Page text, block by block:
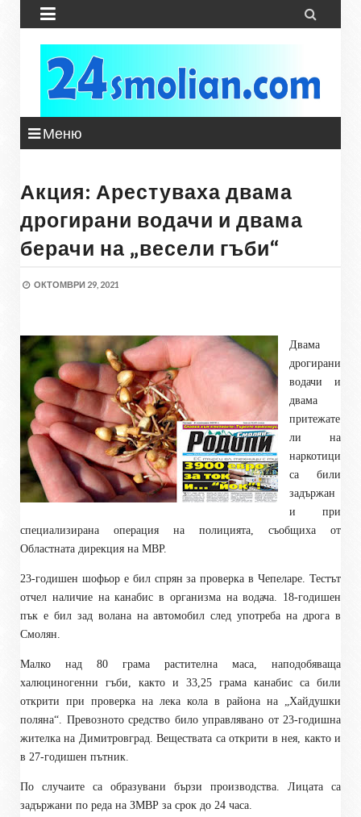
 
Меню
Акция: Арестуваха двама
дрогирани водачи и двама
берачи на „весели гъби“
ОКТОМВРИ 29, 2021
Двама
дрогирани
водачи и
двама
притежате
ли на
наркотици
са били
задържан
и при
специализирана операция на полицията, съобщиха от
Областната дирекция на МВР.
23-годишен шофьор е бил спрян за проверка в Чепеларе. Тестът
отчел наличие на канабис в организма на водача. 18-годишен
пък е бил зад волана на автомобил след употреба на дрога в
Смолян.
Малко над 80 грама растителна маса, наподобяваща
халюциногенни гъби, както и 33,25 грама канабис са били
открити при проверка на лека кола в района на „Хайдушки
поляна“. Превозното средство било управлявано от 23-годишна
жителка на Димитровград. Веществата са открити в нея, както и
в 27-годишен пътник.
По случаите са образувани бързи производства. Лицата са
задържани по реда на ЗМВР за срок до 24 часа.